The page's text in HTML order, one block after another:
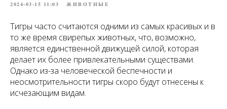
2024-03-15 11:03 ЖИВОТНЫЕ
Тигры часто считаются одними из самых красивых и в
то же время свирепых животных, что, возможно,
является единственной движущей силой, которая
делает их более привлекательными существами.
Однако из-за человеческой беспечности и
неосмотрительности тигры скоро будут отнесены к
исчезающим видам.